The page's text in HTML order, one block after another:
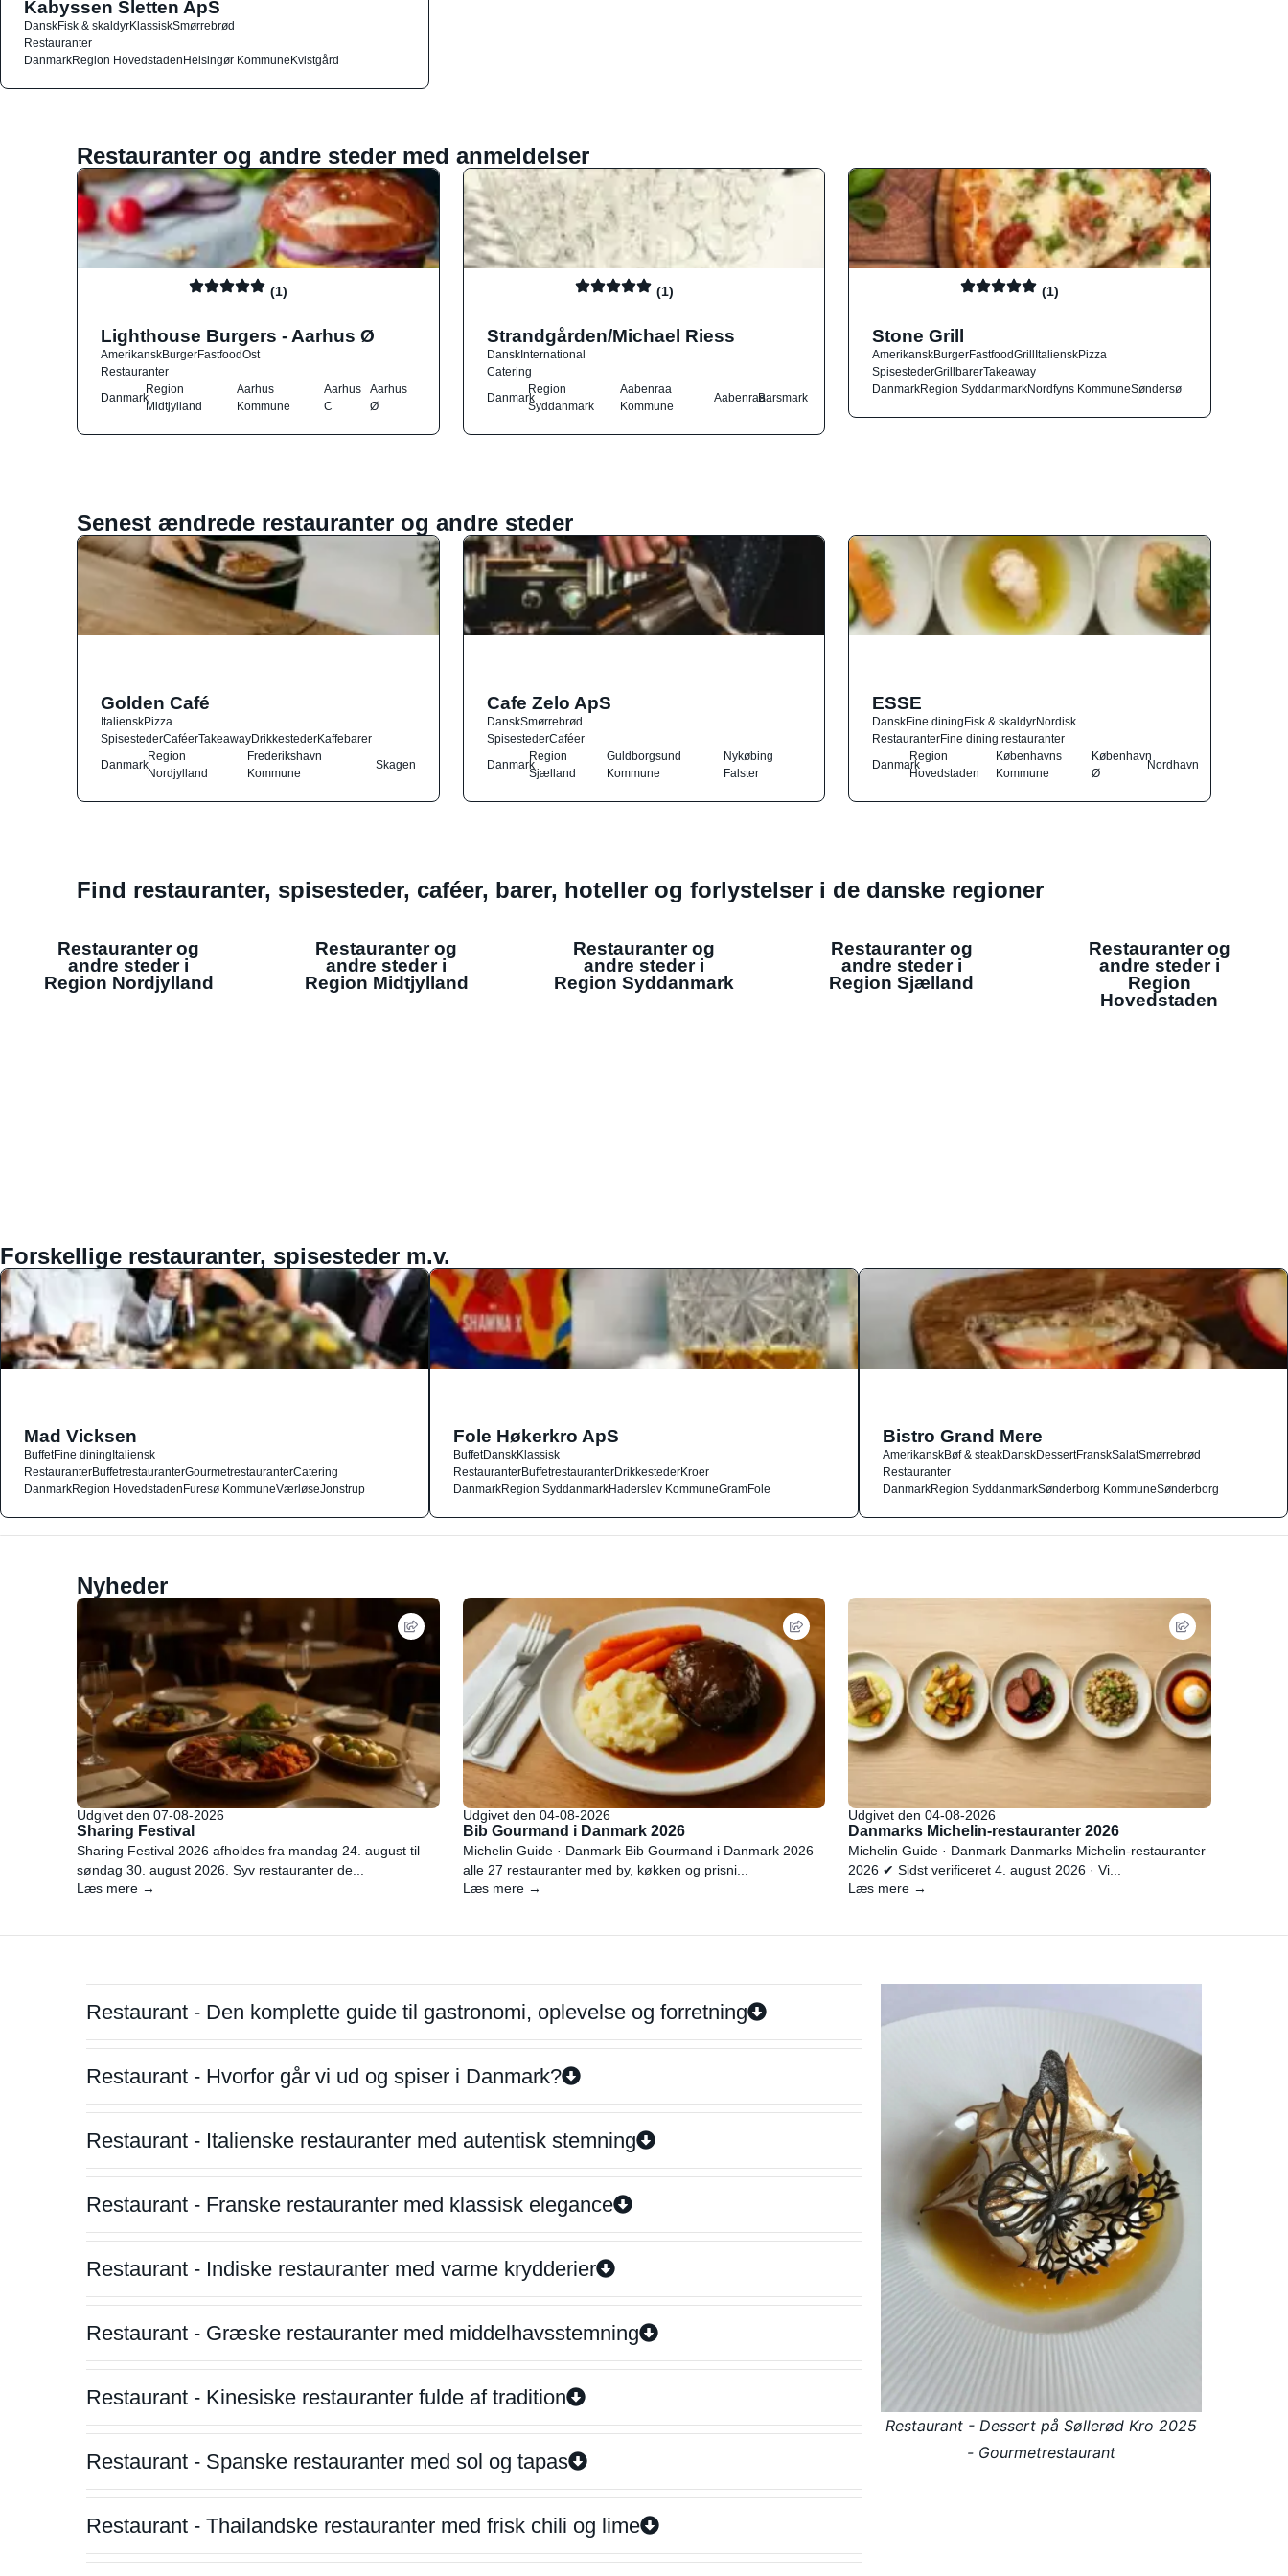
Kabyssen Sletten ApS
DanskFisk & skaldyrKlassiskSmørrebrød
Restauranter
DanmarkRegion HovedstadenHelsingør KommuneKvistgård
Restauranter og andre steder med anmeldelser
(1)
Lighthouse Burgers - Aarhus Ø
AmerikanskBurgerFastfoodOst
Restauranter
Danmark
Region
Midtjylland
Aarhus
Kommune
Aarhus
C
Aarhus
Ø
(1)
Strandgården/Michael Riess
DanskInternational
Catering
Danmark
Region
Syddanmark
Aabenraa
Kommune
AabenraaBarsmark
(1)
Stone Grill
AmerikanskBurgerFastfoodGrillItalienskPizza
SpisestederGrillbarerTakeaway
DanmarkRegion SyddanmarkNordfyns KommuneSøndersø
Senest ændrede restauranter og andre steder
Golden Café
ItalienskPizza
SpisestederCaféerTakeawayDrikkestederKaffebarer
Danmark
Region
Nordjylland
Frederikshavn
Kommune
Skagen
Cafe Zelo ApS
DanskSmørrebrød
SpisestederCaféer
Danmark
Region
Sjælland
Guldborgsund
Kommune
Nykøbing
Falster
ESSE
DanskFine diningFisk & skaldyrNordisk
RestauranterFine dining restauranter
Danmark
Region
Hovedstaden
Københavns
Kommune
København
Ø
Nordhavn
Find restauranter, spisesteder, caféer, barer, hoteller og forlystelser i de danske regioner
Restauranter og
andre steder i
Region Nordjylland
Restauranter og
andre steder i
Region Midtjylland
Restauranter og
andre steder i
Region Syddanmark
Restauranter og
andre steder i
Region Sjælland
Restauranter og
andre steder i
Region
Hovedstaden
Forskellige restauranter, spisesteder m.v.
Mad Vicksen
BuffetFine diningItaliensk
RestauranterBuffetrestauranterGourmetrestauranterCatering
DanmarkRegion HovedstadenFuresø KommuneVærløseJonstrup
Fole Høkerkro ApS
BuffetDanskKlassisk
RestauranterBuffetrestauranterDrikkestederKroer
DanmarkRegion SyddanmarkHaderslev KommuneGramFole
Bistro Grand Mere
AmerikanskBøf & steakDanskDessertFranskSalatSmørrebrød
Restauranter
DanmarkRegion SyddanmarkSønderborg KommuneSønderborg
Nyheder
Udgivet den 07-08-2026
Sharing Festival
Sharing Festival 2026 afholdes fra mandag 24. august til
søndag 30. august 2026. Syv restauranter de...
Læs mere →
Udgivet den 04-08-2026
Bib Gourmand i Danmark 2026
Michelin Guide · Danmark Bib Gourmand i Danmark 2026 –
alle 27 restauranter med by, køkken og prisni...
Læs mere →
Udgivet den 04-08-2026
Danmarks Michelin-restauranter 2026
Michelin Guide · Danmark Danmarks Michelin-restauranter
2026 ✔ Sidst verificeret 4. august 2026 · Vi...
Læs mere →
Restaurant - Den komplette guide til gastronomi, oplevelse og forretning
Restaurant - Hvorfor går vi ud og spiser i Danmark?
Restaurant - Italienske restauranter med autentisk stemning
Restaurant - Franske restauranter med klassisk elegance
Restaurant - Indiske restauranter med varme krydderier
Restaurant - Græske restauranter med middelhavsstemning
Restaurant - Kinesiske restauranter fulde af tradition
Restaurant - Spanske restauranter med sol og tapas
Restaurant - Thailandske restauranter med frisk chili og lime
Restaurant - Dessert på Søllerød Kro 2025
- Gourmetrestaurant